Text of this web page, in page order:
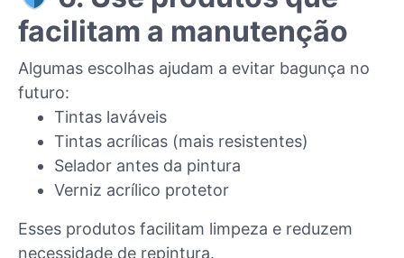
facilitam a manutenção
Algumas escolhas ajudam a evitar bagunça no
futuro:
Tintas laváveis
Tintas acrílicas (mais resistentes)
Selador antes da pintura
Verniz acrílico protetor
Esses produtos facilitam limpeza e reduzem
necessidade de repintura.